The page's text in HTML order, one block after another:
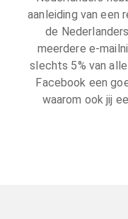
aanleiding van een
de
meerdere e-
slechts 5% van
Facebook een
waarom ook jij